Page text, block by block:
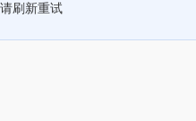
刷新重试